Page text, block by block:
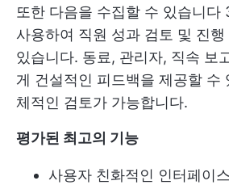
또한 다음을 수집할 수 있습니다
사용하여 직원 성과 검토 및 진
있습니다. 동료, 관리자, 직속 보
게 건설적인 피드백을 제공할 수
체적인 검토가 가능합니다.
평가된 최고의 기능
사용자 친화적인 인터페이